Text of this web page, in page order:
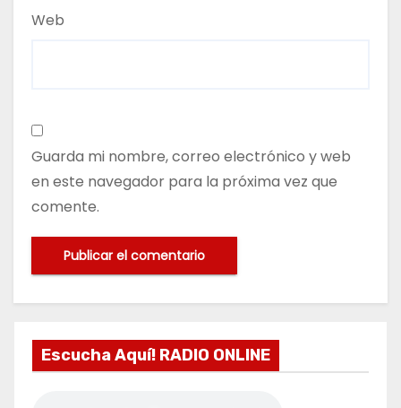
Web
Guarda mi nombre, correo electrónico y web
en este navegador para la próxima vez que
comente.
Escucha Aquí! RADIO ONLINE